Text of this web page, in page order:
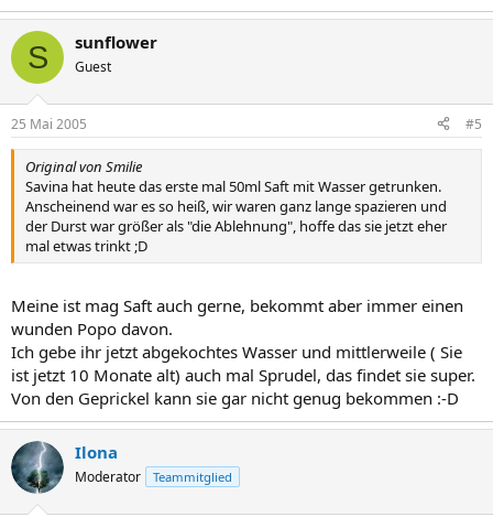
S sunflower
Guest
25 Mai 2005 #5
Original von Smilie
Savina hat heute das erste mal 50ml Saft mit Wasser getrunken.
Anscheinend war es so heiß, wir waren ganz lange spazieren und
der Durst war größer als "die Ablehnung", hoffe das sie jetzt eher
mal etwas trinkt ;D
Meine ist mag Saft auch gerne, bekommt aber immer einen
wunden Popo davon.
Ich gebe ihr jetzt abgekochtes Wasser und mittlerweile ( Sie
ist jetzt 10 Monate alt) auch mal Sprudel, das findet sie super.
Von den Geprickel kann sie gar nicht genug bekommen :-D
Ilona
Moderator Teammitglied